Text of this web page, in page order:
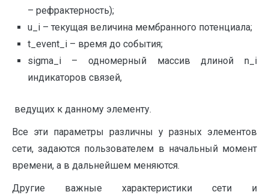
– рефрактерность);
u_i – текущая величина мембранного потенциала;
t_event_i – время до события;
sigma_i – одномерный массив длиной n_i
индикаторов связей,
ведущих к данному элементу.
Все эти параметры различны у разных элементов
сети, задаются пользователем в начальный момент
времени, а в дальнейшем меняются.
Другие важные характеристики сети и